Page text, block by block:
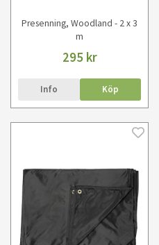
Presenning, Woodland - 2 x 3
m
295 kr
Info Köp